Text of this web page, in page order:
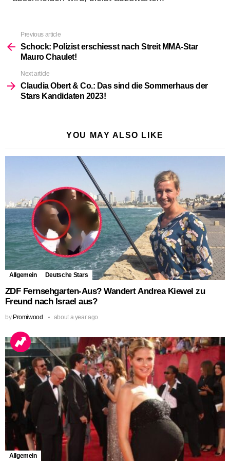
more
Previous article
Schock: Polizist erschiesst nach Streit MMA-Star
Mauro Chaulet!
Next article
Claudia Obert & Co.: Das sind die Sommerhaus der
Stars Kandidaten 2023!
YOU MAY ALSO LIKE
Allgemein Deutsche Stars
ZDF Fernsehgarten-Aus? Wandert Andrea Kiewel zu
Freund nach Israel aus?
by Promiwood about a year ago
Allgemein